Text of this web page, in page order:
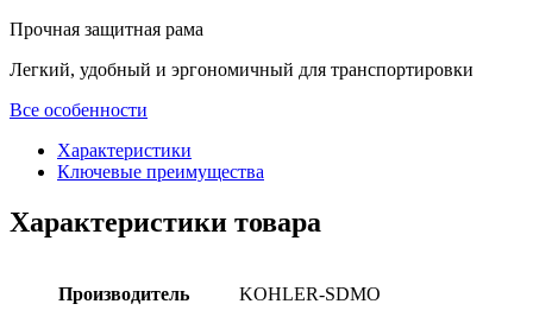
Прочная защитная рама
Легкий, удобный и эргономичный для транспортировки
Все особенности
Характеристики
Ключевые преимущества
Характеристики товара
Производитель KOHLER-SDMO